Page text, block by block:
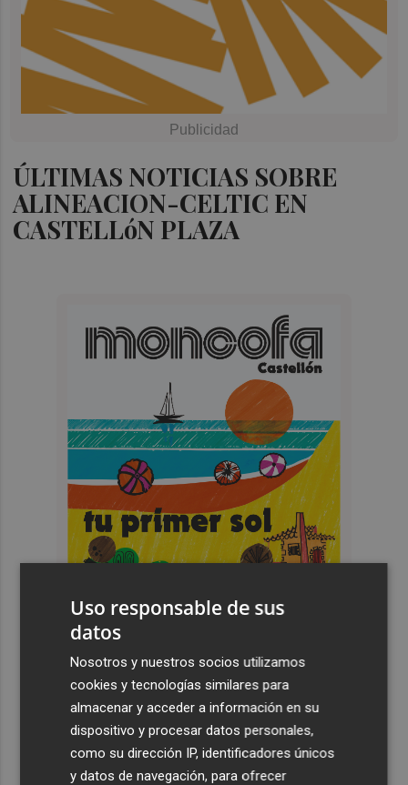
ÚLTIMAS NOTICIAS SOBRE
ALINEACION-CELTIC EN
CASTELLóN PLAZA
Últimas Noticias
Un proyecto piloto monitorizará en tiempo real la
calidad del agua en Port Saplaya y Meliana
Uso responsable de sus
datos
Nosotros y nuestros socios utilizamos
cookies y tecnologías similares para
almacenar y acceder a información en su
dispositivo y procesar datos personales,
como su dirección IP, identificadores únicos
y datos de navegación, para ofrecer